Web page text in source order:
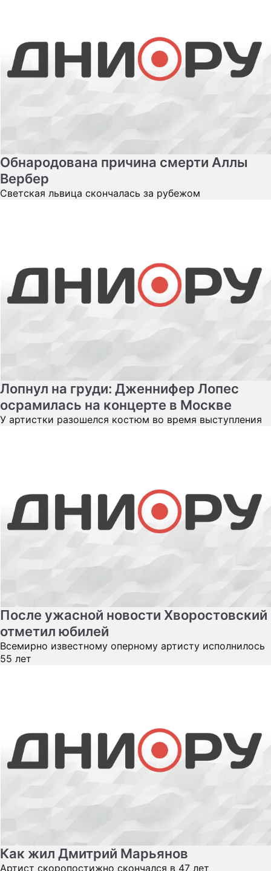
Обнародована причина смерти Аллы
Вербер
Светская львица скончалась за рубежом
Лопнул на груди: Дженнифер Лопес
осрамилась на концерте в Москве
У артистки разошелся костюм во время выступления
После ужасной новости Хворостовский
отметил юбилей
Всемирно известному оперному артисту исполнилось
55 лет
Как жил Дмитрий Марьянов
Артист скоропостижно скончался в 47 лет